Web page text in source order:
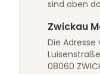
sind oben
Zwickau
Die
Luisenstraße
08060